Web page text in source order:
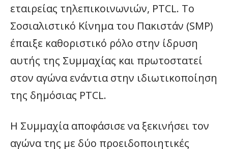
εταιρείας τηλεπικοινωνιών, PTCL. Το
Σοσιαλιστικό Κίνημα του Πακιστάν (SMP)
έπαιξε καθοριστικό ρόλο στην ίδρυση
αυτής της Συμμαχίας και πρωτοστατεί
στον αγώνα ενάντια στην ιδιωτικοποίηση
της δημόσιας PTCL.
Η Συμμαχία αποφάσισε να ξεκινήσει τον
αγώνα της με δύο προειδοποιητικές